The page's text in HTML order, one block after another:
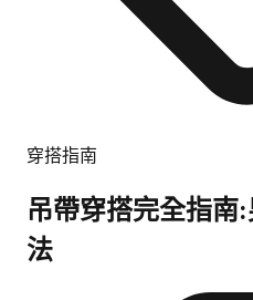
穿搭指南
吊帶穿搭完全指南
法